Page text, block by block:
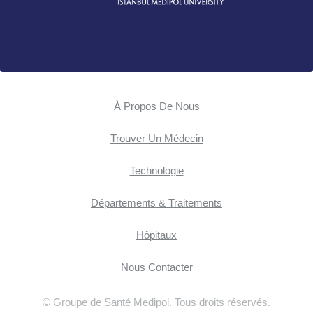
À Propos De Nous
Trouver Un Médecin
Technologie
Départements & Traitements
Hôpitaux
Nous Contacter
© Groupe de Santé Medipol. Tous droits réservés.